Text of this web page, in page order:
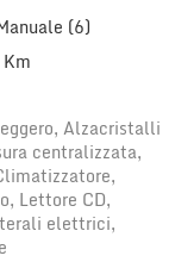
(6)
Alzacristalli
centralizzata,
Lettore CD,
elettrici,